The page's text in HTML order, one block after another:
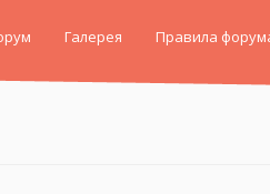
Галерея Правила